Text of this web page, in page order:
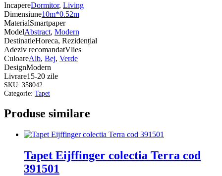
IncapereDormitor, Living
Dimensiune10m*0.52m
MaterialSmartpaper
ModelAbstract, Modern
DestinatieHoreca, Rezidențial
Adeziv recomandatVlies
CuloareAlb, Bej, Verde
DesignModern
Livrare15-20 zile
SKU: 358042
Categorie: Tapet
Produse similare
Tapet Eijffinger colectia Terra cod
391501